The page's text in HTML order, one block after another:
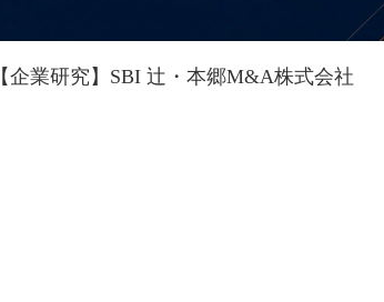
【企業研究】SBI 辻・本郷M&A株式会社